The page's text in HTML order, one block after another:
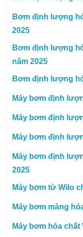
Bơm định lượng
2025
Bơm định lượng
năm 2025
Bơm định lượng
Máy bơm định
Máy bơm định
Máy bơm định
Máy bơm định
2025
Máy bơm từ Wilo
Máy bơm màng
Máy bơm hóa